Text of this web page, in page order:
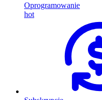
Oprogramowanie
hot